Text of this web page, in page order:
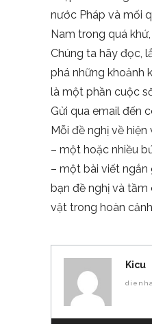
nước Pháp và mối
Nam trong quá
Chúng ta hãy đọc,
phá những khoảnh
là một phần cuộc
Gửi qua email đến
Mỗi đề nghị về
– một hoặc nhiều
– một bài viết ngắn
bạn đề nghị và tầm
vật trong hoàn
Kicu